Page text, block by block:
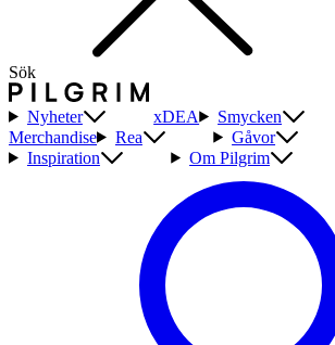
Sök
Nyheter xDEA Smycken
Merchandise
Rea
Gåvor
Inspiration
Om Pilgrim